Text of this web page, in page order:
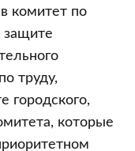
комитет по
защите
труду,
городского,
которые